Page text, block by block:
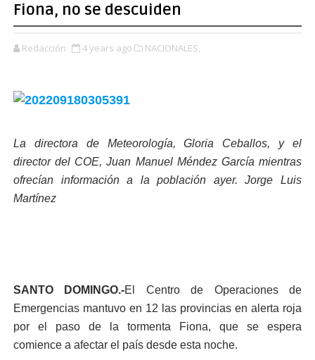
Fiona, no se descuiden
Redacción 4 years ago NACIONALES,
La directora de Meteorología, Gloria Ceballos, y el
director del COE, Juan Manuel Méndez García mientras
ofrecían información a la población ayer. Jorge Luis
Martínez
SANTO DOMINGO.-El Centro de Operaciones de
Emergencias mantuvo en 12 las provincias en alerta roja
por el paso de la tormenta Fiona, que se espera
comience a afectar el país desde esta noche.